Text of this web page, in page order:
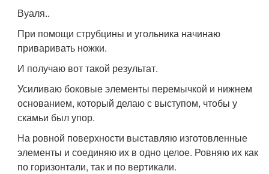
Вуаля..
При помощи струбцины и угольника начинаю
приваривать ножки.
И получаю вот такой результат.
Усиливаю боковые элементы перемычкой и нижнем
основанием, который делаю с выступом, чтобы у
скамьи был упор.
На ровной поверхности выставляю изготовленные
элементы и соединяю их в одно целое. Ровняю их как
по горизонтали, так и по вертикали.